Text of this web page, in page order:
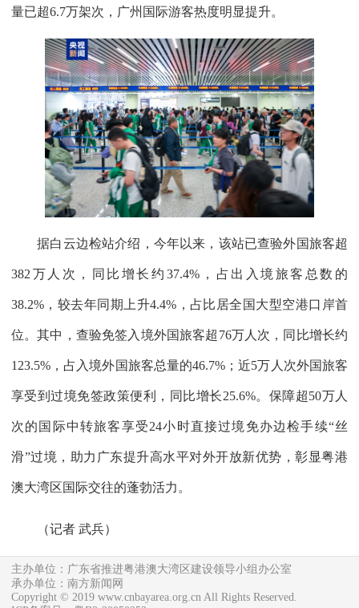
量已超6.7万架次，广州国际游客热度明显提升。
据白云边检站介绍，今年以来，该站已查验外国旅客超
382万人次，同比增长约37.4%，占出入境旅客总数的
38.2%，较去年同期上升4.4%，占比居全国大型空港口岸首
位。其中，查验免签入境外国旅客超76万人次，同比增长约
123.5%，占入境外国旅客总量的46.7%；近5万人次外国旅客
享受到过境免签政策便利，同比增长25.6%。保障超50万人
次的国际中转旅客享受24小时直接过境免办边检手续“丝
滑”过境，助力广东提升高水平对外开放新优势，彰显粤港
澳大湾区国际交往的蓬勃活力。
（记者 武兵）
主办单位：广东省推进粤港澳大湾区建设领导小组办公室
承办单位：南方新闻网
Copyright © 2019 www.cnbayarea.org.cn All Rights Reserved.